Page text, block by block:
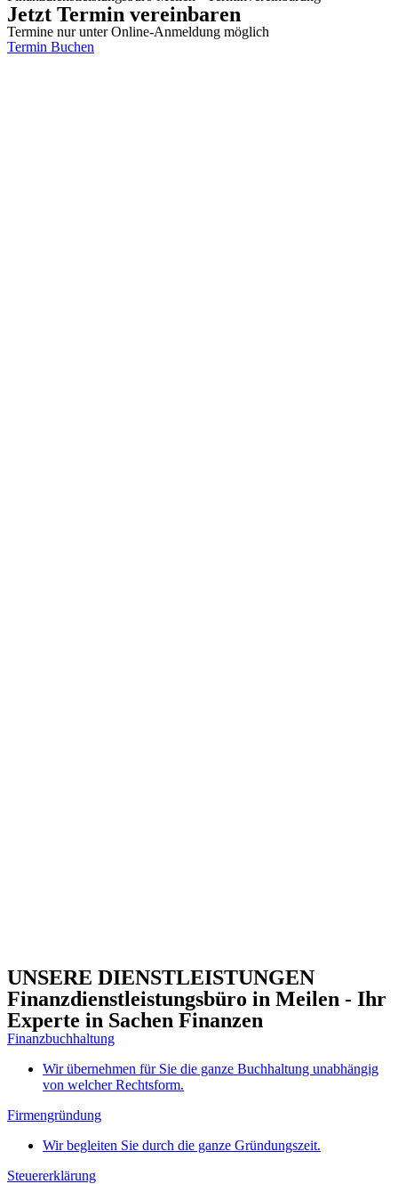
Jetzt Termin vereinbaren
Termine nur unter Online-Anmeldung möglich
Termin Buchen
UNSERE DIENSTLEISTUNGEN
Finanzdienstleistungsbüro in Meilen - Ihr
Experte in Sachen Finanzen
Finanzbuchhaltung
Wir übernehmen für Sie die ganze Buchhaltung unabhängig
von welcher Rechtsform.
Firmengründung
Wir begleiten Sie durch die ganze Gründungszeit.
Steuererklärung